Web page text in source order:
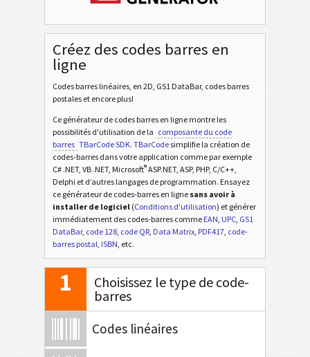
Créez des codes barres en
ligne
Codes barres linéaires, en 2D, GS1 DataBar, codes barres
postales et encore plus!
Ce générateur de codes barres en ligne montre les
possibilités d'utilisation de la composante du code
barres TBarCode SDK. TBarCodesimplifie la création de
codes-barres dans votre application comme par exemple
C# .NET, VB .NET, Microsoft®ASP.NET, ASP, PHP, C/C++,
Delphi et d’autres langages de programmation. Ensayez
ce générateur de codes-barres en ligne sans avoir à
installer de logiciel (Conditions d'utilisation) et générer
immédiatement des codes-barres comme EAN, UPC, GS1
DataBar, code 128, code QR, Data Matrix, PDF417, code-
barres postal, ISBN, etc.
1
Choisissez le type de code-
barres
Codes linéaires